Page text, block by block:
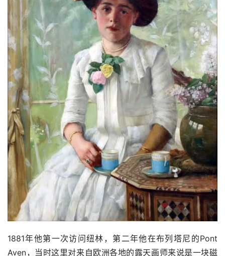
1881年他第一次访问纽林，第二年他在布列塔尼的Pont
Aven，当时这里对来自欧洲各地的露天画师来说是一块磁